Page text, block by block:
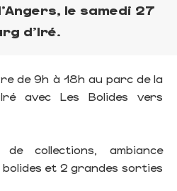
le samedi 27
d'Iré.
de 9h à 18h au parc de la
avec Les Bolides vers
de collections, ambiance
bolides et 2 grandes sorties